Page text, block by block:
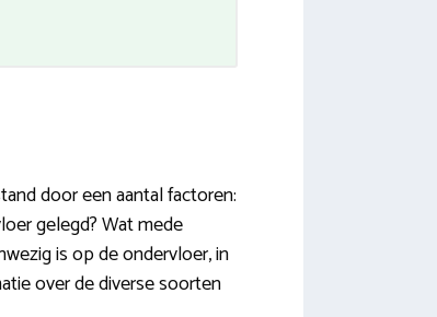
door een aantal factoren:
gelegd? Wat mede
is op de ondervloer, in
over de diverse soorten